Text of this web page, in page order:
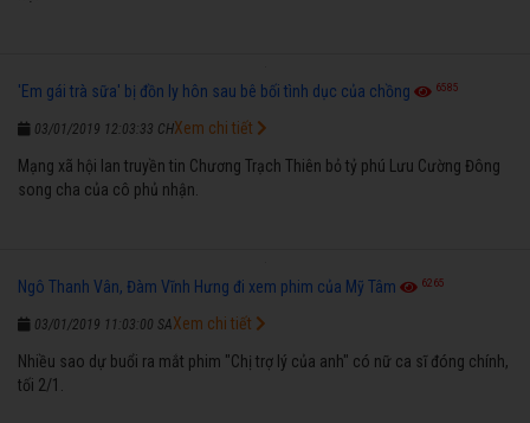
'Em gái trà sữa' bị đồn ly hôn sau bê bối tình dục của chồng 6585
03/01/2019 12:03:33 CH
Mạng xã hội lan truyền tin Chương Trạch Thiên bỏ tỷ phú Lưu Cường Đông
song cha của cô phủ nhận.
Xem chi tiết
Ngô Thanh Vân, Đàm Vĩnh Hưng đi xem phim của Mỹ Tâm 6265
03/01/2019 11:03:00 SA
Nhiều sao dự buổi ra mắt phim "Chị trợ lý của anh" có nữ ca sĩ đóng chính,
tối 2/1.
Xem chi tiết